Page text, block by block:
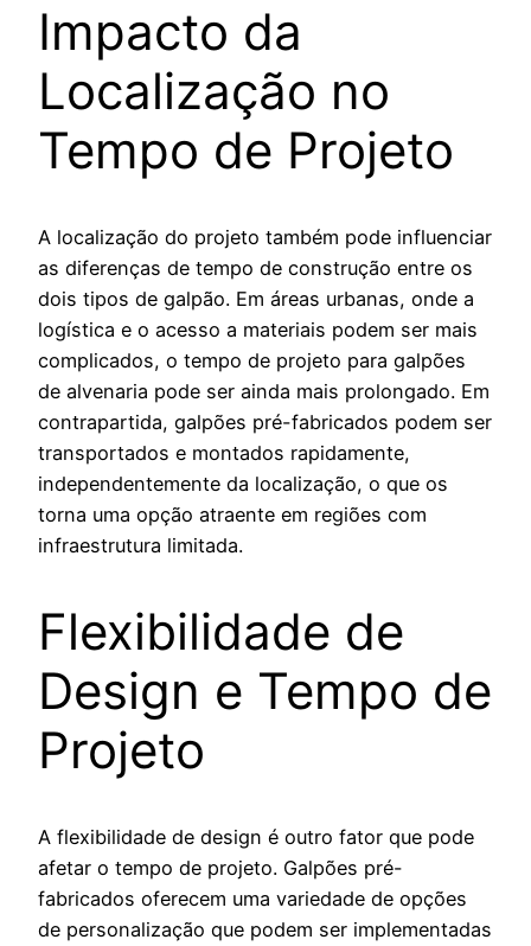
Impacto da
Localização no
Tempo de Projeto
A localização do projeto também pode influenciar
as diferenças de tempo de construção entre os
dois tipos de galpão. Em áreas urbanas, onde a
logística e o acesso a materiais podem ser mais
complicados, o tempo de projeto para galpões
de alvenaria pode ser ainda mais prolongado. Em
contrapartida, galpões pré-fabricados podem ser
transportados e montados rapidamente,
independentemente da localização, o que os
torna uma opção atraente em regiões com
infraestrutura limitada.
Flexibilidade de
Design e Tempo de
Projeto
A flexibilidade de design é outro fator que pode
afetar o tempo de projeto. Galpões pré-
fabricados oferecem uma variedade de opções
de personalização que podem ser implementadas